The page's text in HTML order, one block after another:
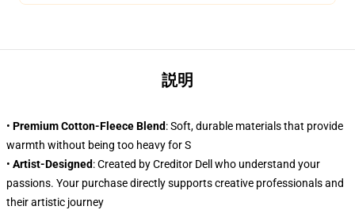
説明
• Premium Cotton-Fleece Blend: Soft, durable materials that provide
warmth without being too heavy for S
• Artist-Designed: Created by Creditor Dell who understand your
passions. Your purchase directly supports creative professionals and
their artistic journey